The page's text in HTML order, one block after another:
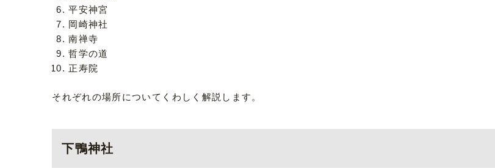
平安神宮
岡崎神社
南禅寺
哲学の道
正寿院
それぞれの場所についてくわしく解説します。
下鴨神社